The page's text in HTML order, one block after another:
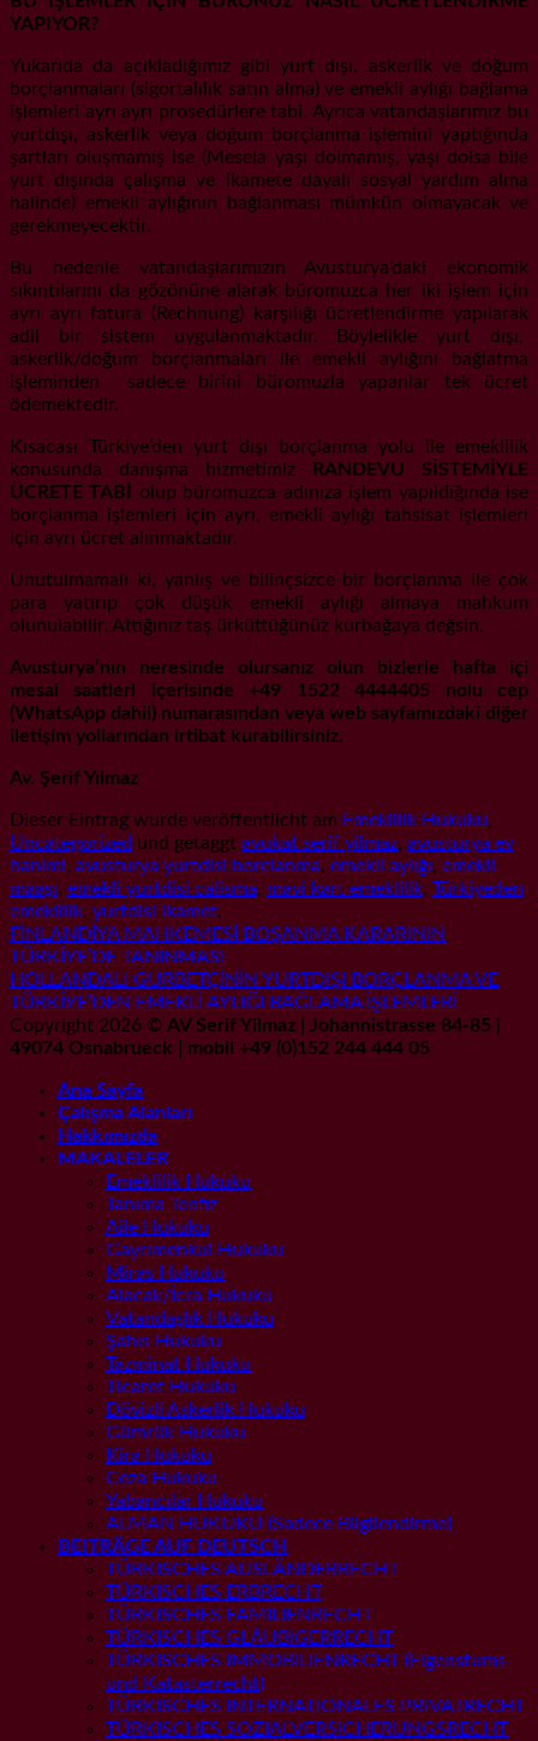
YAPIYOR?
Yukarıda da açıkladığımız gibi yurt dışı, askerlik ve doğum
borçlanmaları (sigortalılık satın alma) ve emekli aylığı bağlama
işlemleri ayrı ayrı prosedürlere tabi. Ayrıca vatandaşlarımız bu
yurtdışı, askerlik veya doğum borçlanma işlemini yaptığında
şartları oluşmamış ise (Mesela yaşı dolmamış, yaşı dolsa bile
yurt dışında çalışma ve ikamete dayalı sosyal yardım alma
halinde) emekli aylığının bağlanması mümkün olmayacak ve
gerekmeyecektir.
Bu nedenle vatandaşlarımızın Avusturya’daki ekonomik
sıkıntılarını da gözönüne alarak büromuzca her iki işlem için
ayrı ayrı fatura (Rechnung) karşılığı ücretlendirme yapılarak
adil bir sistem uygulanmaktadır. Böylelikle yurt dışı,
askerlik/doğum borçlanmaları ile emekli aylığını bağlatma
işleminden sadece birini büromuzla yapanlar tek ücret
ödemektedir.
Kısacası Türkiye’den yurt dışı borçlanma yolu ile emeklilik
konusunda danışma hizmetimiz
RANDEVU SİSTEMİYLE
ÜCRETE TABİ
olup büromuzca adınıza işlem yapıldığında ise
borçlanma işlemleri için ayrı, emekli aylığı tahsisat işlemleri
için ayrı ücret alınmaktadır.
Unutulmamalı ki, yanlış ve bilinçsizce bir borçlanma ile çok
para yatırıp çok düşük emekli aylığı almaya mahkum
olunulabilir. Attığınız taş ürküttüğünüz kurbağaya değsin.
Avusturya’nın neresinde olursanız olun bizlerle hafta içi
mesai saatleri içerisinde +49 1522 4444405 nolu cep
(WhatsApp dahil) numarasından veya web sayfamızdaki diğer
iletişim yollarından irtibat kurabilirsiniz.
Av. Şerif Yılmaz
Dieser Eintrag wurde veröffentlicht am Emeklilik Hukuku,
Uncategorized und getaggt avukat serif yilmaz, avusturya ev
hanimi, avusturya yurtdisi borclanma, emekli aylığı, emekli
maaşı, emekli yurtdisi calisma, mavi kart emeklilik, Türkiyeden
emeklilik, yurtdisi ikamet.
FİNLANDİYA MAHKEMESİ BOŞANMA KARARININ
TÜRKİYE’DE TANINMASI
HOLLANDALI GURBETÇİNİN YURTDIŞI BORÇLANMA VE
TÜRKİYE’DEN EMEKLİ AYLIĞI BAĞLAMA İŞLEMLERİ
Copyright 2026 © AV Serif Yilmaz | Johannistrasse 84-85 |
49074 Osnabrueck | mobil +49 (0)152 244 444 05
Ana Sayfa
Çalışma Alanları
Hakkımızda
MAKALELER
Emeklilik Hukuku
Tanıma Tenfiz
Aile Hukuku
Gayrımenkul Hukuku
Miras Hukuku
Alacak/İcra Hukuku
Vatandaşlık Hukuku
Şahıs Hukuku
Tazminat Hukuku
Ticaret Hukuku
Dövizli Askerlik Hukuku
Gümrük Hukuku
Kira Hukuku
Ceza Hukuku
Yabancılar Hukuku
ALMAN HUKUKU (Sadece Bilgilendirme)
BEITRÄGE AUF DEUTSCH
TÜRKISCHES AUSLÄNDERRECHT
TÜRKISCHES ERBRECHT
TÜRKISCHES FAMILIENRECHT
TÜRKISCHES GLÄUBIGERRECHT
TÜRKISCHES IMMOBILIENRECHT (Eigenstums-
und Katasterrecht)
TÜRKISCHES INTERNATIONALES PRIVATRECHT
TÜRKISCHES SOZIALVERSICHERUNGSRECHT